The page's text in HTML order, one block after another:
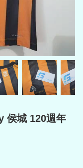
侯城 120週年